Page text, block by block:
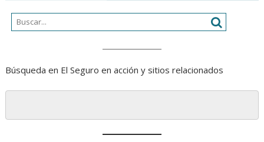
Búsqueda en El Seguro en acción y sitios relacionados